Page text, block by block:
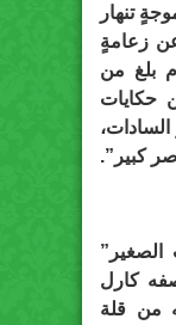
تنهار
عن زعامةٍ
بلغ من
حكايات
السادات،
كبير”.
الصغير”
ووصفه كارل
من قلة